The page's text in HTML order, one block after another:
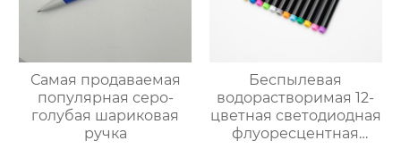
Самая продаваемая
популярная серо-
голубая шариковая
ручка
Беспылевая
водорастворимая 12-
цветная светодиодная
флуоресцентная